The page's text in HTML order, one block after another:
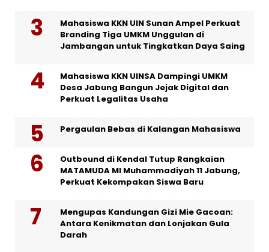
Mahasiswa KKN UIN Sunan Ampel Perkuat
Branding Tiga UMKM Unggulan di
Jambangan untuk Tingkatkan Daya Saing
Mahasiswa KKN UINSA Dampingi UMKM
Desa Jabung Bangun Jejak Digital dan
Perkuat Legalitas Usaha
Pergaulan Bebas di Kalangan Mahasiswa
Outbound di Kendal Tutup Rangkaian
MATAMUDA MI Muhammadiyah 11 Jabung,
Perkuat Kekompakan Siswa Baru
Mengupas Kandungan Gizi Mie Gacoan:
Antara Kenikmatan dan Lonjakan Gula
Darah